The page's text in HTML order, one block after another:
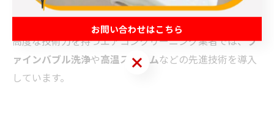
高度な技術力を持つエアコンクリーニング業者では、フ
ァインバブル洗浄や高温スチームなどの先進技術を導入
しています。
お問い合わせはこちら
お問い合わせはこちら